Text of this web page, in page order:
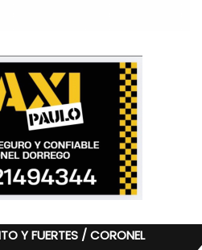
Y FUERTES / CORONEL